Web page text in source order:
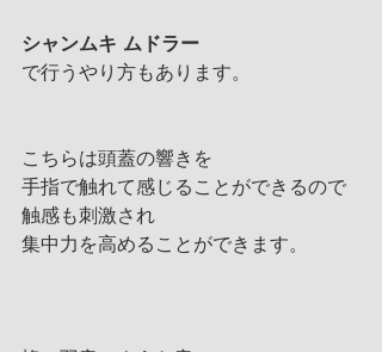
シャンムキ ムドラー
で行うやり方もあります。
こちらは頭蓋の響きを
手指で触れて感じることができるので
触感も刺激され
集中力を高めることができます。